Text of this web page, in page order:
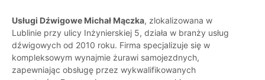
Usługi Dźwigowe Michał Mączka, zlokalizowana w
Lublinie przy ulicy Inżynierskiej 5, działa w branży usług
dźwigowych od 2010 roku. Firma specjalizuje się w
kompleksowym wynajmie żurawi samojezdnych,
zapewniając obsługę przez wykwalifikowanych